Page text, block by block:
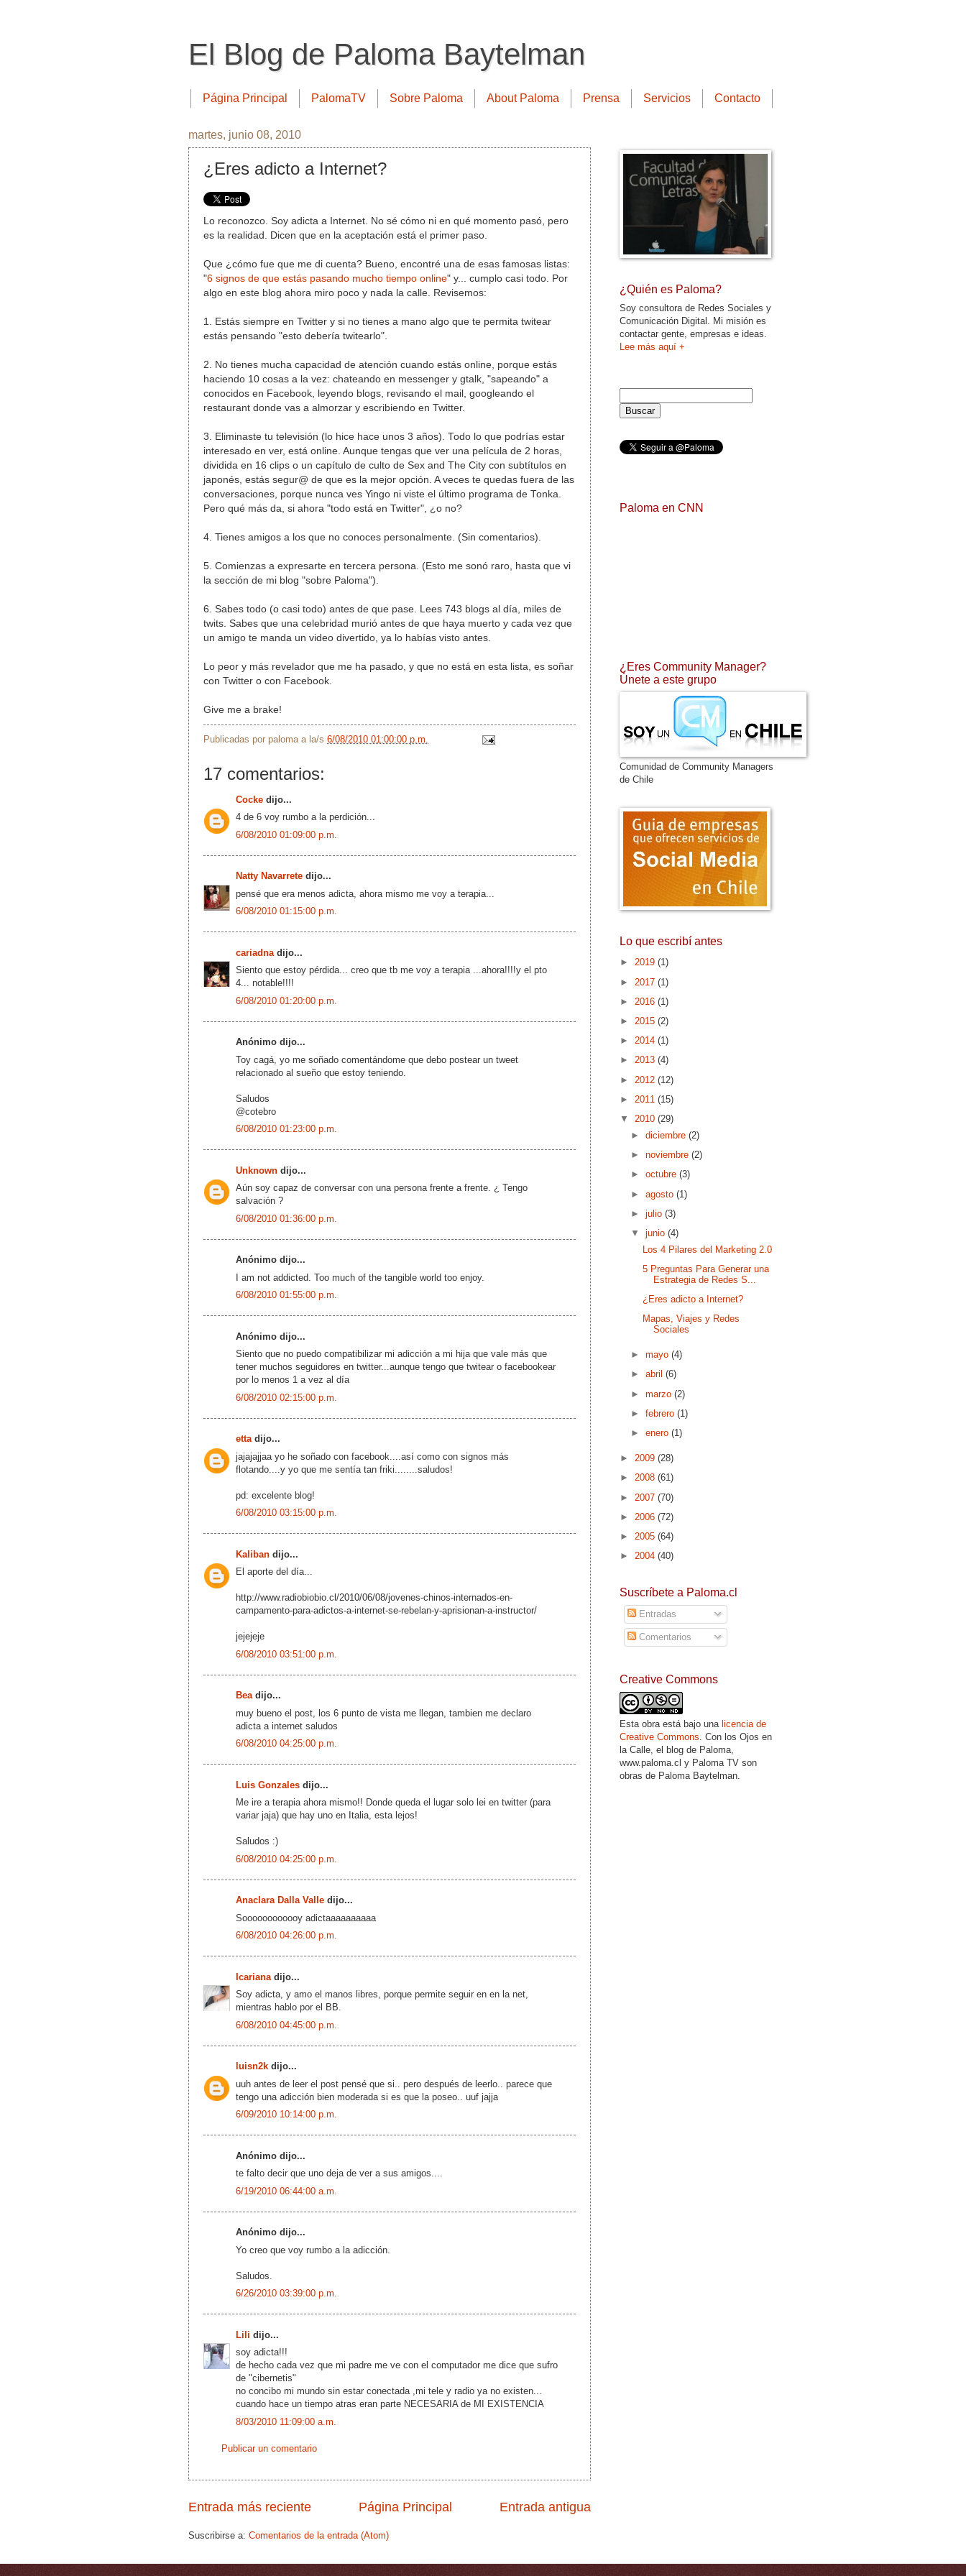
El Blog de Paloma Baytelman
Página Principal PalomaTV Sobre Paloma About Paloma Prensa Servicios Contacto
martes, junio 08, 2010
¿Eres adicto a Internet?
Lo reconozco. Soy adicta a Internet. No sé cómo ni en qué momento pasó, pero
es la realidad. Dicen que en la aceptación está el primer paso.
Que ¿cómo fue que me di cuenta? Bueno, encontré una de esas famosas listas:
"6 signos de que estás pasando mucho tiempo online" y... cumplo casi todo. Por
algo en este blog ahora miro poco y nada la calle. Revisemos:
1. Estás siempre en Twitter y si no tienes a mano algo que te permita twitear
estás pensando "esto debería twitearlo".
2. No tienes mucha capacidad de atención cuando estás online, porque estás
haciendo 10 cosas a la vez: chateando en messenger y gtalk, "sapeando" a
conocidos en Facebook, leyendo blogs, revisando el mail, googleando el
restaurant donde vas a almorzar y escribiendo en Twitter.
3. Eliminaste tu televisión (lo hice hace unos 3 años). Todo lo que podrías estar
interesado en ver, está online. Aunque tengas que ver una película de 2 horas,
dividida en 16 clips o un capítulo de culto de Sex and The City con subtítulos en
japonés, estás segur@ de que es la mejor opción. A veces te quedas fuera de las
conversaciones, porque nunca ves Yingo ni viste el último programa de Tonka.
Pero qué más da, si ahora "todo está en Twitter", ¿o no?
4. Tienes amigos a los que no conoces personalmente. (Sin comentarios).
5. Comienzas a expresarte en tercera persona. (Esto me sonó raro, hasta que vi
la sección de mi blog "sobre Paloma").
6. Sabes todo (o casi todo) antes de que pase. Lees 743 blogs al día, miles de
twits. Sabes que una celebridad murió antes de que haya muerto y cada vez que
un amigo te manda un video divertido, ya lo habías visto antes.
Lo peor y más revelador que me ha pasado, y que no está en esta lista, es soñar
con Twitter o con Facebook.
Give me a brake!
Publicadas por paloma a la/s 6/08/2010 01:00:00 p.m.
17 comentarios:
Cocke dijo...
4 de 6 voy rumbo a la perdición...
6/08/2010 01:09:00 p.m.
Natty Navarrete dijo...
pensé que era menos adicta, ahora mismo me voy a terapia...
6/08/2010 01:15:00 p.m.
cariadna dijo...
Siento que estoy pérdida... creo que tb me voy a terapia ...ahora!!!!y el pto
4... notable!!!!
6/08/2010 01:20:00 p.m.
Anónimo dijo...
Toy cagá, yo me soñado comentándome que debo postear un tweet
relacionado al sueño que estoy teniendo.
Saludos
@cotebro
6/08/2010 01:23:00 p.m.
Unknown dijo...
Aún soy capaz de conversar con una persona frente a frente. ¿ Tengo
salvación ?
6/08/2010 01:36:00 p.m.
Anónimo dijo...
I am not addicted. Too much of the tangible world too enjoy.
6/08/2010 01:55:00 p.m.
Anónimo dijo...
Siento que no puedo compatibilizar mi adicción a mi hija que vale más que
tener muchos seguidores en twitter...aunque tengo que twitear o facebookear
por lo menos 1 a vez al día
6/08/2010 02:15:00 p.m.
ettadijo...
jajajajjaa yo he soñado con facebook....así como con signos más
flotando....y yo que me sentía tan friki........saludos!
pd: excelente blog!
6/08/2010 03:15:00 p.m.
Kaliban dijo...
El aporte del día...
http://www.radiobiobio.cl/2010/06/08/jovenes-chinos-internados-en-
campamento-para-adictos-a-internet-se-rebelan-y-aprisionan-a-instructor/
jejejeje
6/08/2010 03:51:00 p.m.
Beadijo...
muy bueno el post, los 6 punto de vista me llegan, tambien me declaro
adicta a internet saludos
6/08/2010 04:25:00 p.m.
Luis Gonzales dijo...
Me ire a terapia ahora mismo!! Donde queda el lugar solo lei en twitter (para
variar jaja) que hay uno en Italia, esta lejos!
Saludos :)
6/08/2010 04:25:00 p.m.
Anaclara Dalla Valle dijo...
Soooooooooooy adictaaaaaaaaaa
6/08/2010 04:26:00 p.m.
Icariana dijo...
Soy adicta, y amo el manos libres, porque permite seguir en en la net,
mientras hablo por el BB.
6/08/2010 04:45:00 p.m.
luisn2k dijo...
uuh antes de leer el post pensé que si.. pero después de leerlo.. parece que
tengo una adicción bien moderada si es que la poseo.. uuf jajja
6/09/2010 10:14:00 p.m.
Anónimo dijo...
te falto decir que uno deja de ver a sus amigos....
6/19/2010 06:44:00 a.m.
Anónimo dijo...
Yo creo que voy rumbo a la adicción.
Saludos.
6/26/2010 03:39:00 p.m.
Lili dijo...
soy adicta!!!
de hecho cada vez que mi padre me ve con el computador me dice que sufro
de "cibernetis"
no concibo mi mundo sin estar conectada ,mi tele y radio ya no existen...
cuando hace un tiempo atras eran parte NECESARIA de MI EXISTENCIA
8/03/2010 11:09:00 a.m.
Publicar un comentario
Entrada más reciente Entrada antigua
Página Principal
Suscribirse a: Comentarios de la entrada (Atom)
¿Quién es Paloma?
Soy consultora de Redes Sociales y
Comunicación Digital. Mi misión es
contactar gente, empresas e ideas.
Lee más aquí +
Paloma en CNN
¿Eres Community Manager?
Únete a este grupo
Comunidad de Community Managers
de Chile
Lo que escribí antes
► 2019 (1)
► 2017 (1)
► 2016 (1)
► 2015 (2)
► 2014 (1)
► 2013 (4)
► 2012 (12)
► 2011 (15)
▼ 2010 (29)
►diciembre(2)
►noviembre(2)
►octubre(3)
►agosto(1)
►julio(3)
▼junio(4)
Los 4 Pilares del Marketing 2.0
5 Preguntas Para Generar una
Estrategia de Redes S...
¿Eres adicto a Internet?
Mapas, Viajes y Redes
Sociales
►mayo(4)
►abril(6)
►marzo(2)
►febrero(1)
►enero(1)
► 2009 (28)
► 2008 (61)
► 2007 (70)
► 2006 (72)
► 2005 (64)
► 2004 (40)
Suscríbete a Paloma.cl
Entradas
Comentarios
Creative Commons
Esta obra está bajo una licencia de
Creative Commons . Con los Ojos en
la Calle, el blog de Paloma,
www.paloma.cl y Paloma TV son
obras de Paloma Baytelman.